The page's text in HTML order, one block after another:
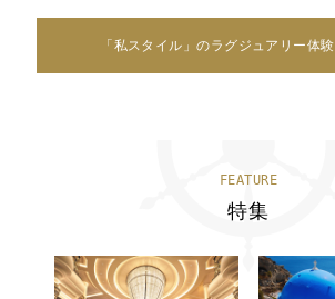
「私スタイル」のラグジュアリー体験
FEATURE
特集